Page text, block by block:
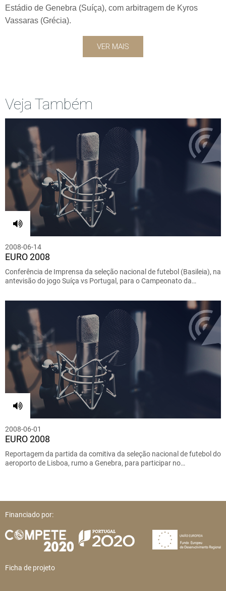
Estádio de Genebra (Suíça), com arbitragem de Kyros
Vassaras (Grécia).
VER MAIS
Veja Também
2008-06-14
EURO 2008
Conferência de Imprensa da seleção nacional de futebol (Basileia), na
antevisão do jogo Suíça vs Portugal, para o Campeonato da…
2008-06-01
EURO 2008
Reportagem da partida da comitiva da seleção nacional de futebol do
aeroporto de Lisboa, rumo a Genebra, para participar no…
Financiado por:
Ficha de projeto